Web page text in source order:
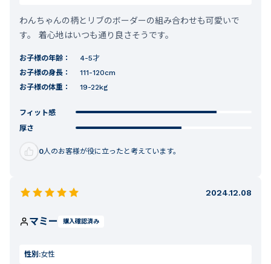
わんちゃんの柄とリブのボーダーの組み合わせも可愛いで
す。 着心地はいつも通り良さそうです。
お子様の年齢：
4-5才
お子様の身長：
111-120cm
お子様の体重：
19-22kg
フィット感
厚さ
0人のお客様が役に立ったと考えています。
2024.12.08
マミー 購入確認済み
性別:女性